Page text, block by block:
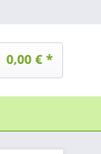
0,00 € *